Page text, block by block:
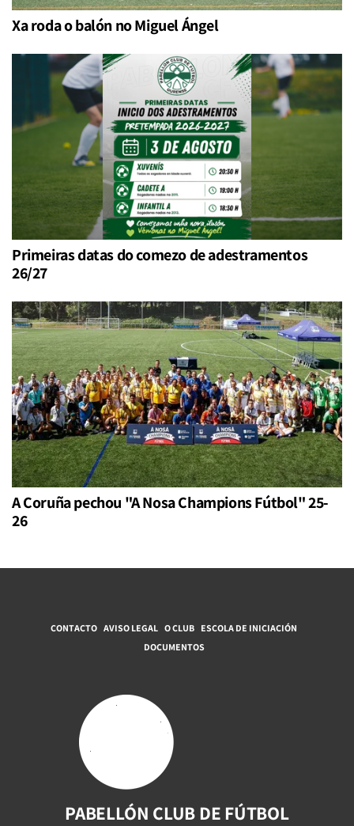
Xa roda o balón no Miguel Ángel
Primeiras datas do comezo de adestramentos
26/27
A Coruña pechou "A Nosa Champions Fútbol" 25-
26
CONTACTO AVISO LEGAL O CLUB ESCOLA DE INICIACIÓN
DOCUMENTOS
PABELLÓN CLUB DE FÚTBOL